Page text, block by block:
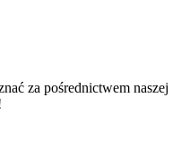
za pośrednictwem naszej